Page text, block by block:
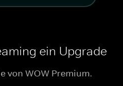
ein Upgrade
von WOW Premium.